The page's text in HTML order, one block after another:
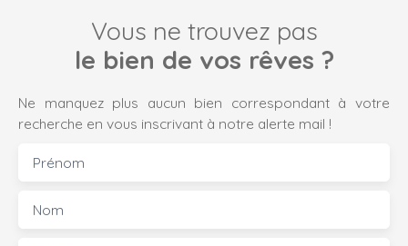
Vous ne trouvez pas
le bien de vos rêves ?
Ne manquez plus aucun bien correspondant à votre
recherche en vous inscrivant à notre alerte mail !
Prénom
Nom